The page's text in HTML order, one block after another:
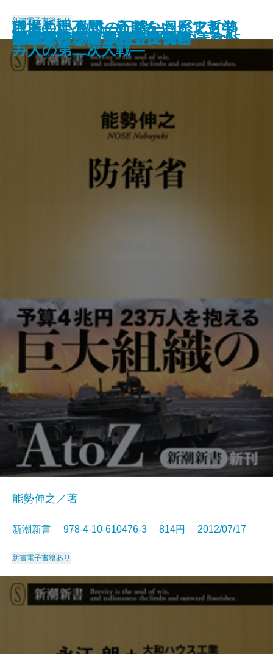
ピカソは本当に偉いのか？
続・暴力団
外資系の流儀
犯罪者はどこに目をつけているか
職場の理不尽―めげないヒント45
―
日本農業への正しい絶望法
検察―破綻した捜査モデル―
現代仏教論
精神論ぬきの電力入門
ホテルオークラ 総料理長の美食帖
新書電子書籍あり
防衛省
能勢伸之／著
新潮新書 978-4-10-610476-3 814円 2012/07/17
新書電子書籍あり
いい家は「細部」で決まる
さもしい人間―正義をさがす哲学
―
二世兵士 激戦の記録―日系アメリ
カ人の第二次大戦―
反ポピュリズム論
「地球のからくり」に挑む
オーディション社会 韓国
「新型うつ病」のデタラメ
財務省
55歳からのフルマラソン